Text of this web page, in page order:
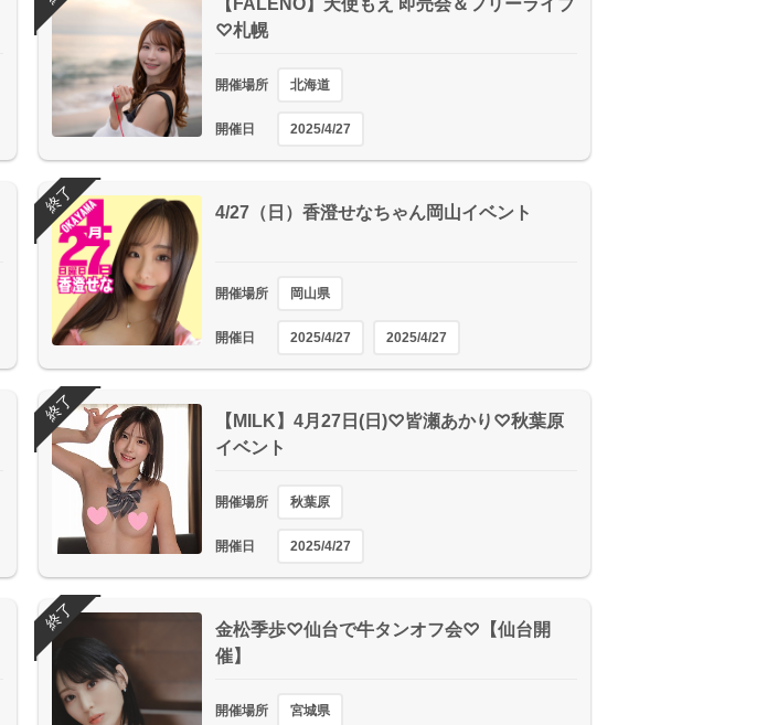
【FALENO】天使もえ 即売会＆フリーライブ
♡札幌
開催場所 北海道
開催日 2025/4/27
4/27（日）香澄せなちゃん岡山イベント
開催場所 岡山県
開催日 2025/4/27 2025/4/27
終了
【MILK】4月27日(日)♡皆瀬あかり♡秋葉原
イベント
開催場所 秋葉原
開催日 2025/4/27
終了
金松季歩♡仙台で牛タンオフ会♡【仙台開
催】
開催場所 宮城県
終了